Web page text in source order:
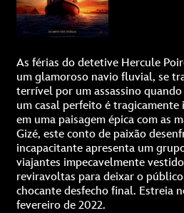
As férias do detetive Hercule
um glamoroso navio fluvial, se
terrível por um assassino
um casal perfeito é
em uma paisagem épica com as
Gizé, este conto de paixão
incapacitante apresenta um
viajantes impecavelmente
reviravoltas para deixar o
chocante desfecho final. Estreia
fevereiro de 2022.